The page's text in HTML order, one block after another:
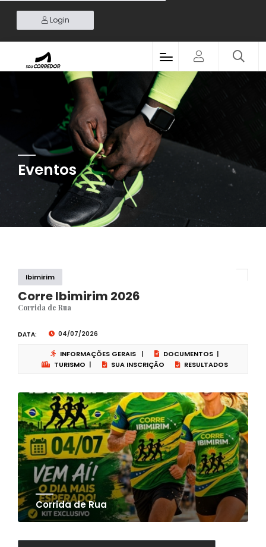
Login
Eventos
Ibimirim
Corre Ibimirim 2026
Corrida de Rua
DATA: 04/07/2026
INFORMAÇÕES GERAIS | DOCUMENTOS |
TURISMO | SUA INSCRIÇÃO RESULTADOS
Corrida de Rua